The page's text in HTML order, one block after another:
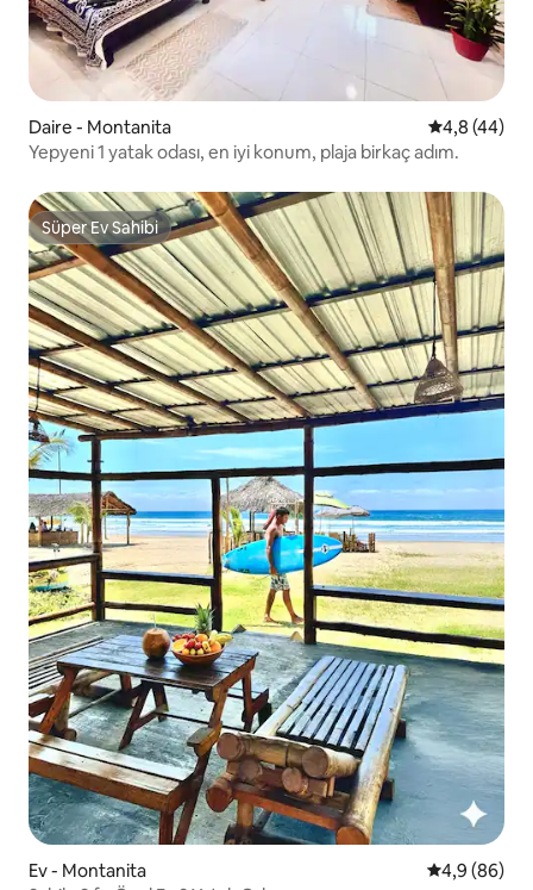
Daire - Montanita 5 üzerinden
4,8 (44)
Yepyeni 1 yatak odası, en iyi konum, plaja birkaç adım.
Süper Ev Sahibi
Süper Ev Sahibi
Ev - Montanita 5 üzerinden
4,9 (86)